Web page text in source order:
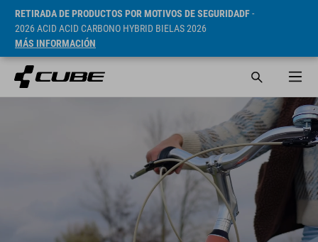
RETIRADA DE PRODUCTOS POR MOTIVOS DE SEGURIDADF-
2026 ACID ACID CARBONO HYBRID BIELAS 2026
MÁS INFORMACIÓN